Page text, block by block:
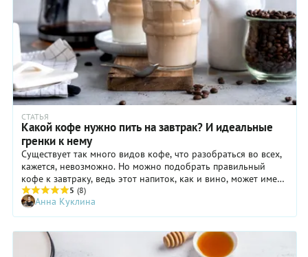
СТАТЬЯ
Какой кофе нужно пить на завтрак? И идеальные
гренки к нему
Существует так много видов кофе, что разобраться во всех,
кажется, невозможно. Но можно подобрать правильный
кофе к завтраку, ведь этот напиток, как и вино, может иметь
совершенно разные характеристики, которые усиливаются с
помощью еды. Какой кофе пить с утра и что к нему подать?
5 (8)
Анна Куклина